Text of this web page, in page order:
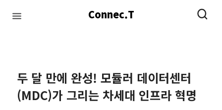
Connec.T
#datacenter
#ai
두 달 만에 완성! 모듈러 데이터센터
(MDC)가 그리는 차세대 인프라 혁명